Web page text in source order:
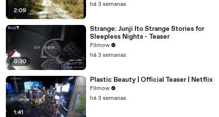
2:09
há 3 semanas
0:30
Strange: Junji Ito Strange Stories for
Sleepless Nights - Teaser
Filmow
há 3 semanas
1:41
Plastic Beauty | Official Teaser | Netflix
Filmow
há 3 semanas